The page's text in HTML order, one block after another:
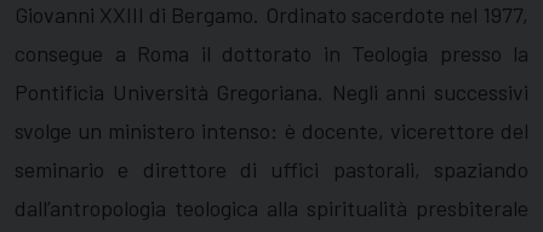
Giovanni XXIII di Bergamo. Ordinato sacerdote nel 1977,
consegue a Roma il dottorato in Teologia presso la
Pontificia Università Gregoriana. Negli anni successivi
svolge un ministero intenso: è docente, vicerettore del
seminario e direttore di uffici pastorali, spaziando
dall’antropologia teologica alla spiritualità presbiterale